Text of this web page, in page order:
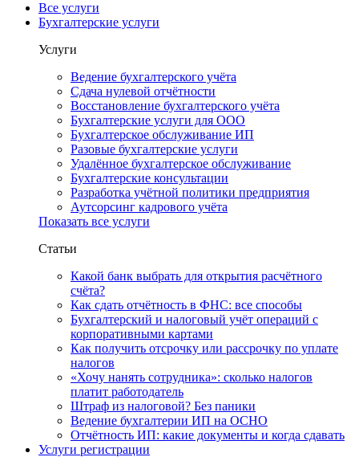
Все услуги
Бухгалтерские услуги
Услуги
Ведение бухгалтерского учёта
Сдача нулевой отчётности
Восстановление бухгалтерского учёта
Бухгалтерские услуги для ООО
Бухгалтерское обслуживание ИП
Разовые бухгалтерские услуги
Удалённое бухгалтерское обслуживание
Бухгалтерские консультации
Разработка учётной политики предприятия
Аутсорсинг кадрового учёта
Показать все услуги
Статьи
Какой банк выбрать для открытия расчётного
счёта?
Как сдать отчётность в ФНС: все способы
Бухгалтерский и налоговый учёт операций с
корпоративными картами
Как получить отсрочку или рассрочку по уплате
налогов
«Хочу нанять сотрудника»: сколько налогов
платит работодатель
Штраф из налоговой? Без паники
Ведение бухгалтерии ИП на ОСНО
Отчётность ИП: какие документы и когда сдавать
Услуги регистрации